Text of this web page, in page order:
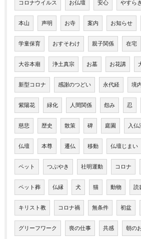
コロナウイルス お仏壇 安心 やすら
本山 声明 お寺 案内 お知らせ
学童保育 おすそわけ 親子関係 在宅
大谷本廟 浄土真宗 お墓 お花講
新型コロナ 感謝のつどい 永代経 境
紫陽花 緑化 人間関係 怨み 忍
慈悲 歴史 散策 碑 庭園 入仏
仏壇 本尊 遷仏 移動 仏壇じまい
ペット つぶやき 社明運動 コロナ
ペット葬 仏縁 犬 猫 動物 読
キリスト教 コロナ禍 無条件 初盆
グリーフワーク 喪の仕事 共感 朝の